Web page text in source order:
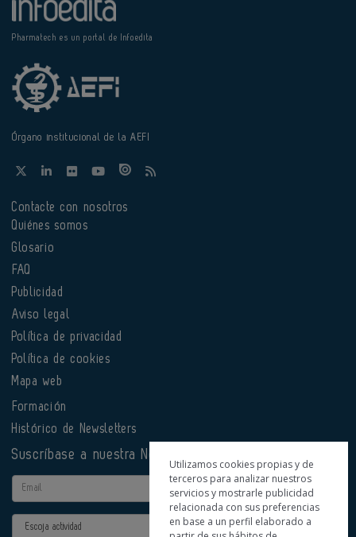
Pharmatech es un portal de Infoedita
Órgano institucional de la AEFI
Contacte con nosotros
Quiénes somos
Glosario
FAQ
Publicidad
Aviso legal
Política de privacidad
Política de cookies
Mapa web
Formación
Histórico de Newsletters
Suscríbase a nuestra Newsletter
Email
Actividad
Utilizamos cookies propias y de
terceros para analizar nuestros
servicios y mostrarle publicidad
relacionada con sus preferencias
en base a un perfil elaborado a